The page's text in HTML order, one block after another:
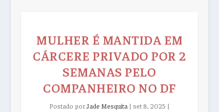
MULHER É MANTIDA EM
CÁRCERE PRIVADO POR 2
SEMANAS PELO
COMPANHEIRO NO DF
Postado porJade Mesquita | set 8, 2025 |